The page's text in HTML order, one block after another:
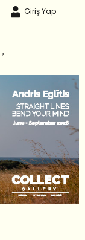
Giriş Yap